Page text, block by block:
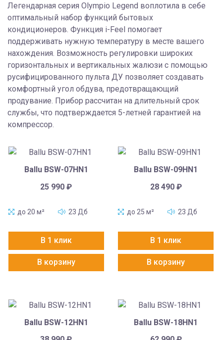
Легендарная серия Olympio Legend воплотила в себе
оптимальный набор функций бытовых
кондиционеров. Функция i-Feel помогает
поддерживать нужную температуру в месте вашего
нахождения. Возможность регулировки широких
горизонтальных и вертикальных жалюзи с помощью
русифицированного пульта ДУ позволяет создавать
комфортный угол обдува, предотвращающий
продувание. Прибор рассчитан на длительный срок
службы, что подтверждается 5-летней гарантией на
компрессор.
Ballu BSW-07HN1
25 990₽
до 20 м² 23 Дб
В 1 клик
В корзину
Ballu BSW-09HN1
28 490 ₽
до 25 м² 23 Дб
В 1 клик
В корзину
Ballu BSW-12HN1
Ballu BSW-18HN1